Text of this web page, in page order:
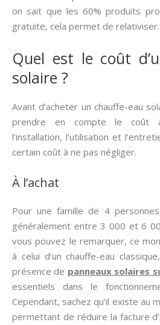
on sait que les 60% produits
gratuite, cela permet de relativiser.
Quel est le coût
solaire ?
Avant d’acheter un chauffe-eau
prendre en compte le coût
l’installation, l’utilisation et
certain coût à ne pas négliger.
À l’achat
Pour une famille de 4
généralement entre 3 000 et 6
vous pouvez le remarquer, ce
à celui d’un chauffe-eau
présence de panneaux solaires
essentiels dans le
Cependant, sachez qu’il existe au
permettant de réduire la facture